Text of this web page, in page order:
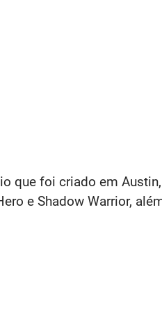
que foi criado em Austin,
e Shadow Warrior,